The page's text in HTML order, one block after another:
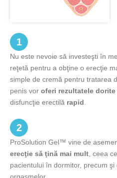
1
Nu este nevoie să investeşti în
reţetă pentru a obţine o erecţie
simple de cremă pentru tratarea
penis vor oferi rezultatele dorite
disfuncţie erectilă rapid.
2
ProSolution Gel™ vine de
erecţie să ţină mai mult, ceea
pacientului în dormitor, precum